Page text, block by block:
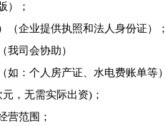
）；
（企业提供执照和法人身份证）；
我司会协助）
：个人房产证、水电费账单等）
，无需实际出资)；
营范围；